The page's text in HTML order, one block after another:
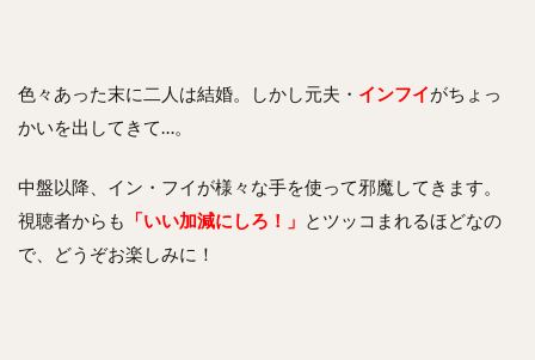
色々あった末に二人は結婚。しかし元夫・ インフイがちょっ
かいを出してきて…。
中盤以降、イン・フイが様々な手を使って邪魔してきます。
視聴者からも
「いい加減にしろ！」 とツッコまれるほどなの
で、どうぞお楽しみに！